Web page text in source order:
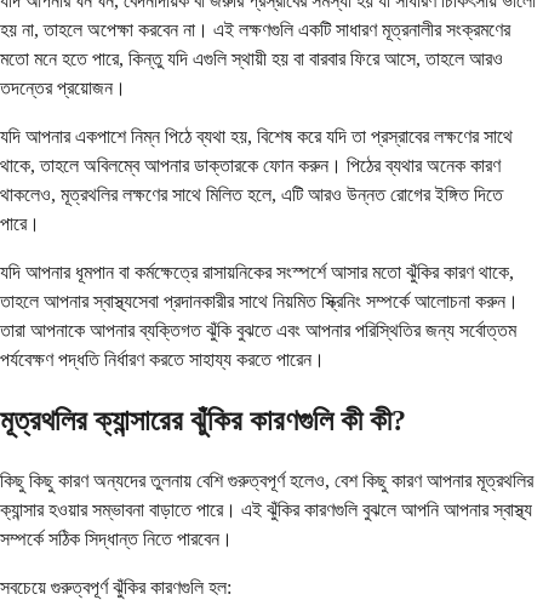
হয় না, তাহলে অপেক্ষা করবেন না। এই লক্ষণগুলি একটি সাধারণ মূত্রনালীর সংক্রমণের
মতো মনে হতে পারে, কিন্তু যদি এগুলি স্থায়ী হয় বা বারবার ফিরে আসে, তাহলে আরও
তদন্তের প্রয়োজন।
যদি আপনার একপাশে নিম্ন পিঠে ব্যথা হয়, বিশেষ করে যদি তা প্রস্রাবের লক্ষণের সাথে
থাকে, তাহলে অবিলম্বে আপনার ডাক্তারকে ফোন করুন। পিঠের ব্যথার অনেক কারণ
থাকলেও, মূত্রথলির লক্ষণের সাথে মিলিত হলে, এটি আরও উন্নত রোগের ইঙ্গিত দিতে
পারে।
যদি আপনার ধূমপান বা কর্মক্ষেত্রে রাসায়নিকের সংস্পর্শে আসার মতো ঝুঁকির কারণ থাকে,
তাহলে আপনার স্বাস্থ্যসেবা প্রদানকারীর সাথে নিয়মিত স্ক্রিনিং সম্পর্কে আলোচনা করুন।
তারা আপনাকে আপনার ব্যক্তিগত ঝুঁকি বুঝতে এবং আপনার পরিস্থিতির জন্য সর্বোত্তম
পর্যবেক্ষণ পদ্ধতি নির্ধারণ করতে সাহায্য করতে পারেন।
মূত্রথলির ক্যান্সারের ঝুঁকির কারণগুলি কী কী?
কিছু কিছু কারণ অন্যদের তুলনায় বেশি গুরুত্বপূর্ণ হলেও, বেশ কিছু কারণ আপনার মূত্রথলির
ক্যান্সার হওয়ার সম্ভাবনা বাড়াতে পারে। এই ঝুঁকির কারণগুলি বুঝলে আপনি আপনার স্বাস্থ্য
সম্পর্কে সঠিক সিদ্ধান্ত নিতে পারবেন।
সবচেয়ে গুরুত্বপূর্ণ ঝুঁকির কারণগুলি হল: